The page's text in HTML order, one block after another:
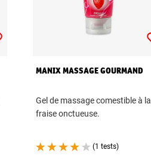
MANIX MASSAGE GOURMAND
Gel de massage comestible à la
fraise onctueuse.
(1 tests)